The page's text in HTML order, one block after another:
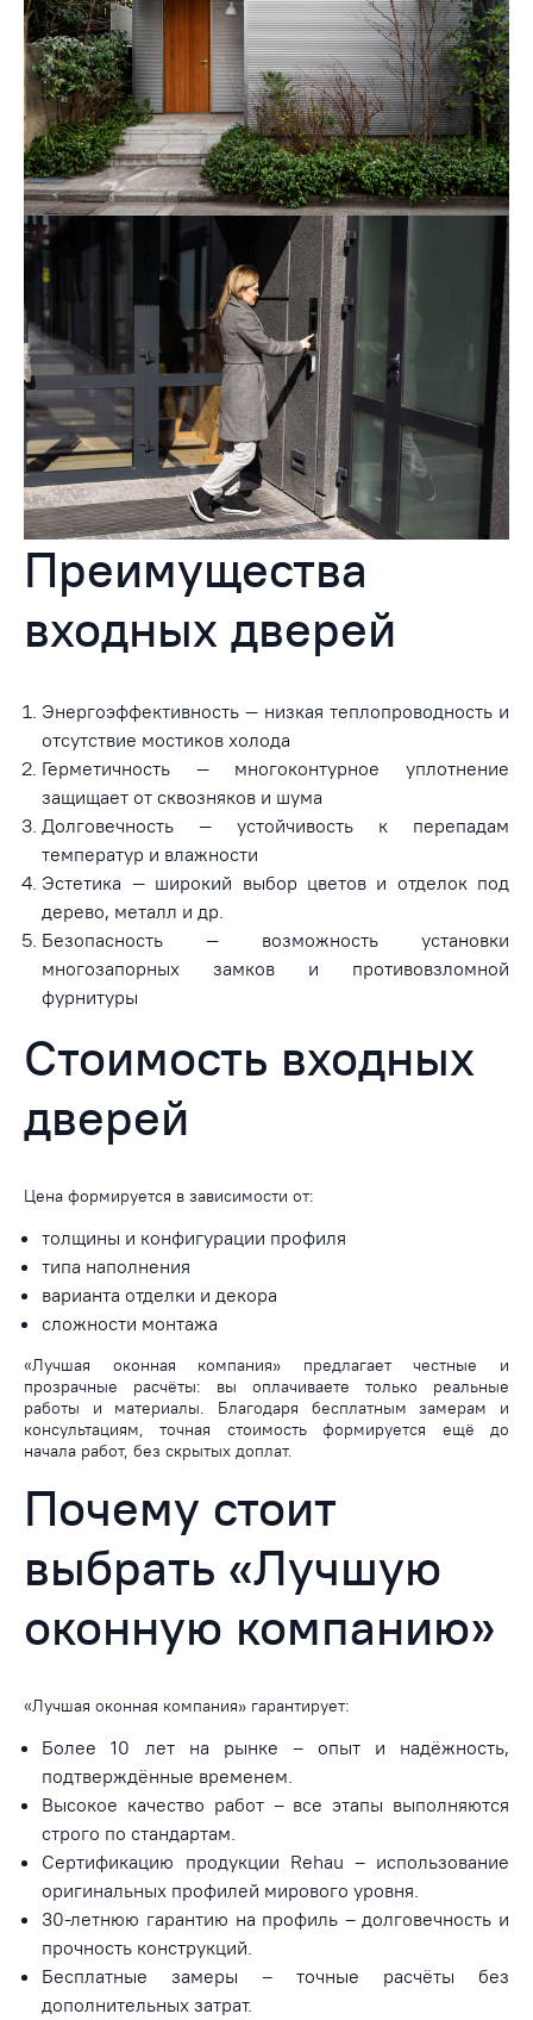
Преимущества
входных дверей
Энергоэффективность — низкая теплопроводность и
отсутствие мостиков холода
Герметичность — многоконтурное уплотнение
защищает от сквозняков и шума
Долговечность — устойчивость к перепадам
температур и влажности
Эстетика — широкий выбор цветов и отделок под
дерево, металл и др.
Безопасность — возможность установки
многозапорных замков и противовзломной
фурнитуры
Стоимость входных
дверей
Цена формируется в зависимости от:
толщины и конфигурации профиля
типа наполнения
варианта отделки и декора
сложности монтажа
«Лучшая оконная компания» предлагает честные и
прозрачные расчёты: вы оплачиваете только реальные
работы и материалы. Благодаря бесплатным замерам и
консультациям, точная стоимость формируется ещё до
начала работ, без скрытых доплат.
Почему стоит
выбрать «Лучшую
оконную компанию»
«Лучшая оконная компания» гарантирует:
Более 10 лет на рынке – опыт и надёжность,
подтверждённые временем.
Высокое качество работ – все этапы выполняются
строго по стандартам.
Сертификацию продукции Rehau – использование
оригинальных профилей мирового уровня.
30-летнюю гарантию на профиль – долговечность и
прочность конструкций.
Бесплатные замеры – точные расчёты без
дополнительных затрат.